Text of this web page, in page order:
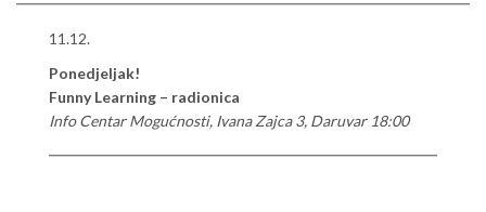
11.12.
Ponedjeljak!
Funny Learning – radionica
Info Centar Mogućnosti, Ivana Zajca 3, Daruvar 18:00